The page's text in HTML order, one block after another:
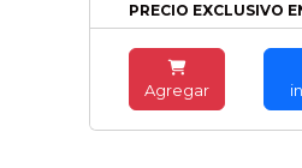
PRECIO EXCLUSIVO
Agregar